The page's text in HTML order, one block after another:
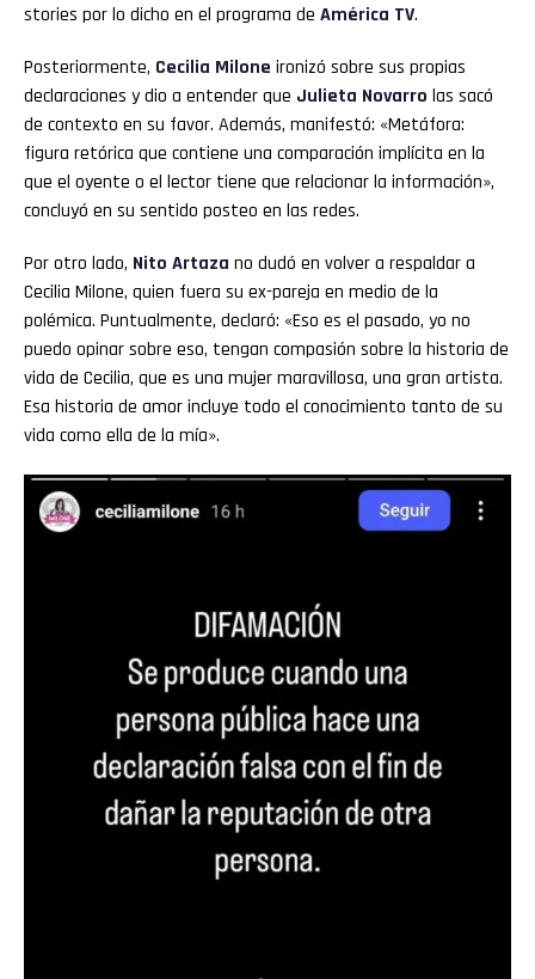
stories por lo dicho en el programa de América TV.
Posteriormente, Cecilia Milone ironizó sobre sus propias
declaraciones y dio a entender que Julieta Novarro las sacó
de contexto en su favor. Además, manifestó: «Metáfora:
figura retórica que contiene una comparación implícita en la
que el oyente o el lector tiene que relacionar la información»,
concluyó en su sentido posteo en las redes.
Por otro lado, Nito Artaza no dudó en volver a respaldar a
Cecilia Milone, quien fuera su ex-pareja en medio de la
polémica. Puntualmente, declaró: «Eso es el pasado, yo no
puedo opinar sobre eso, tengan compasión sobre la historia de
vida de Cecilia, que es una mujer maravillosa, una gran artista.
Esa historia de amor incluye todo el conocimiento tanto de su
vida como ella de la mía».